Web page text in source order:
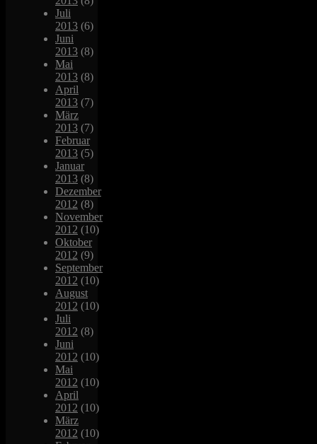
Juli
2013 (6)
Juni
2013 (8)
Mai
2013 (8)
April
2013 (7)
März
2013 (7)
Februar
2013 (5)
Januar
2013 (8)
Dezember
2012 (8)
November
2012 (10)
Oktober
2012 (9)
September
2012 (10)
August
2012 (10)
Juli
2012 (8)
Juni
2012 (10)
Mai
2012 (10)
April
2012 (10)
März
2012 (10)